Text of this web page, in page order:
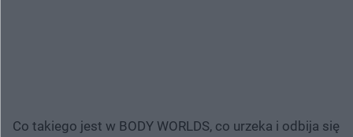
Co takiego jest w BODY WORLDS, co urzeka i odbija się